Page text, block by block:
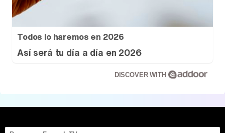
Todos lo haremos en 2026
Así será tu día a día en 2026
DISCOVER WITH